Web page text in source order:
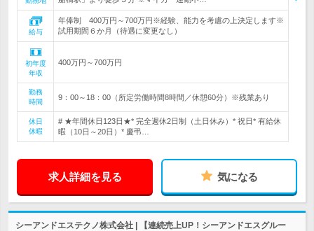
給与
年俸制 400万円～700万円※経験、能力を考慮の上決定します※
試用期間６か月（待遇に変更なし）
初年度
年収
400万円～700万円
勤務
時間
9：00～18：00（所定労働時間8時間／休憩60分）※残業あり
休日
休暇
# ★年間休日123日★* 完全週休2日制（土日休み）* 祝日* 有給休
暇（10日～20日）* 慶弔…
求人詳細を見る 気になる
シーアンドエステクノ株式会社 | 【連続売上UP！シーアンドエスグルー